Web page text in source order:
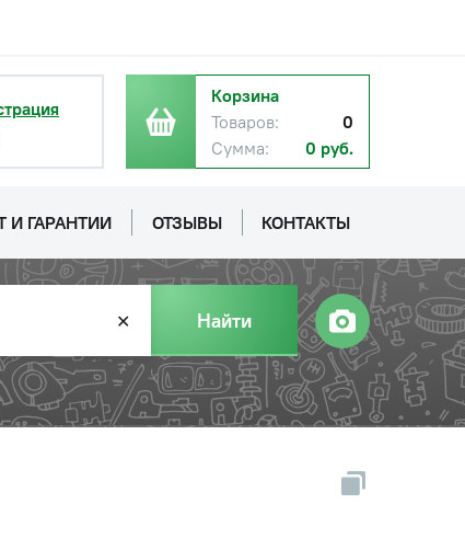
Корзина
Товаров:
0
Сумма:
0 руб.
И ГАРАНТИИ ОТЗЫВЫ КОНТАКТЫ
✕ Найти